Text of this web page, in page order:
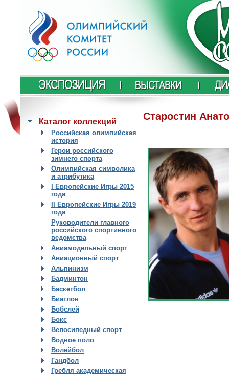
Каталог коллекций
Российская олимпийская
история
Герои российского
зимнего спорта
Олимпийская символика
и атрибутика
I Европейские Игры 2015
года
II Европейские Игры 2019
года
Руководители главного
российского спортивного
ведомства
Авиамодельный спорт
Авиационный спорт
Альпинизм
Бадминтон
Баскетбол
Биатлон
Бобслей
Бокс
Велосипедный спорт
Водное поло
Волейбол
Гандбол
Гребля академическая
Старостин